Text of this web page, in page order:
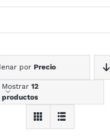
por Precio
Mostrar 12
productos